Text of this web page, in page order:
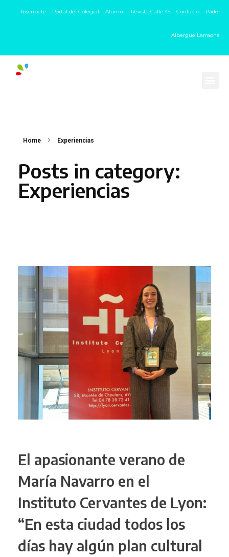
Inscríbete Portal del Colegial Alumni Revista Calle 45 Contacto Pádel
Albergue Larraona
Home Experiencias
Posts in category:
Experiencias
El apasionante verano de
María Navarro en el
Instituto Cervantes de Lyon:
“En esta ciudad todos los
días hay algún plan cultural